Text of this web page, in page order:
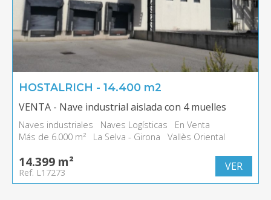
HOSTALRICH - 14.400 m2
VENTA - Nave industrial aislada con 4 muelles
Naves industriales Naves Logísticas
En Venta
Más de 6.000 m²
La Selva - Girona Vallès Oriental
14.399 m²
Ref. L17273 VER